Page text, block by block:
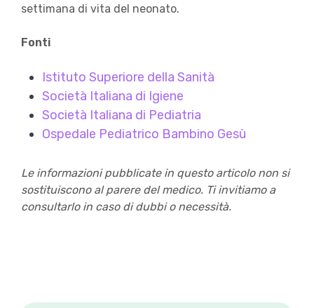
settimana di vita del neonato.
Fonti
Istituto Superiore della Sanità
Società Italiana di Igiene
Società Italiana di Pediatria
Ospedale Pediatrico Bambino Gesù
Le informazioni pubblicate in questo articolo non si
sostituiscono al parere del medico. Ti invitiamo a
consultarlo in caso di dubbi o necessità.